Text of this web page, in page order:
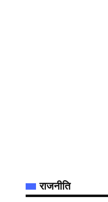
राजनीति